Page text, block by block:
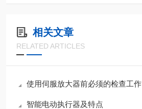
相关文章
RELATED ARTICLES
使用伺服放大器前必须的检查工作
智能电动执行器及特点